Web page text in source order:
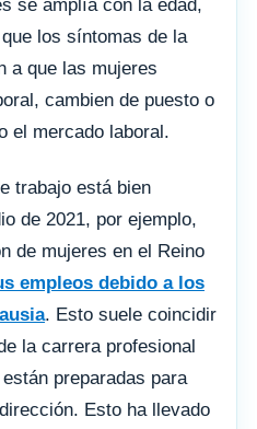
se amplía con la edad,
los síntomas de la
a que las mujeres
cambien de puesto o
el mercado laboral.
trabajo está bien
de 2021, por ejemplo,
de mujeres en el Reino
empleos debido a los
. Esto suele coincidir
la carrera profesional
preparadas para
Esto ha llevado